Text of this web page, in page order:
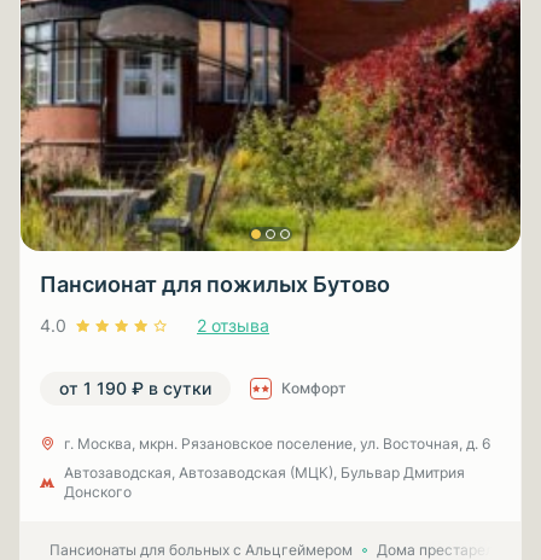
Пансионат для пожилых Бутово
4.0 2 отзыва
от 1 190 ₽ в сутки Комфорт
г. Москва, мкрн. Рязановское поселение, ул. Восточная, д. 6
Автозаводская, Автозаводская (МЦК), Бульвар Дмитрия
Донского
Пансионаты для больных с Альцгеймером Дома престарелых